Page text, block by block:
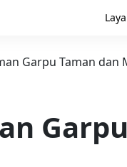
Garpu Taman dan